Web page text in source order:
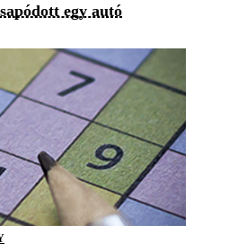
egy autó